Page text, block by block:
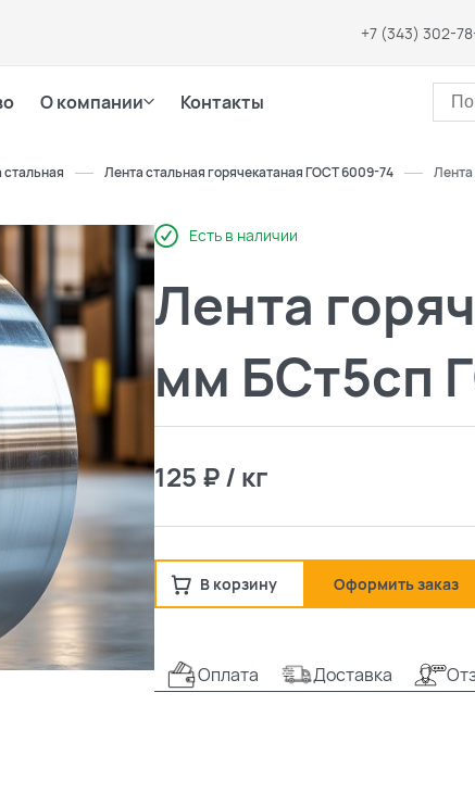
+7 (343) 302-
О компании Контакты
стальная Лента стальная горячекатаная ГОСТ 6009-74 Лента
Есть в наличии
Лента
мм БСт5сп
125 ₽ / кг
В корзину Оформить заказ
Оплата Доставка